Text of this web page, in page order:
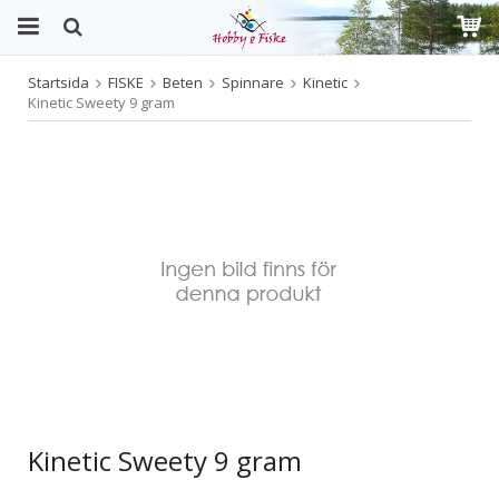
Produkten har blivit tillagd i varukorgen
Startsida FISKE Beten Spinnare
Kinetic
Kinetic Sweety 9 gram
Kinetic Sweety 9 gram